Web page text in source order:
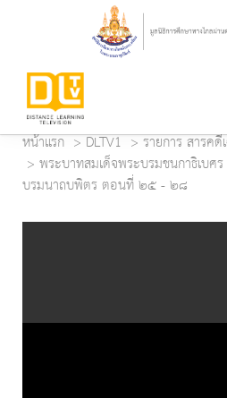
หน้าแรก DLTV1
รายการ สารค
พระบาทสมเด็จพระบรมชนกาธิเบ
บรมนาถบพิตร ตอนที่ ๒๕ - ๒๘